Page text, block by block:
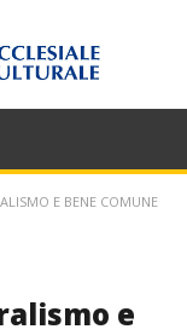
E BENE COMUNE
e